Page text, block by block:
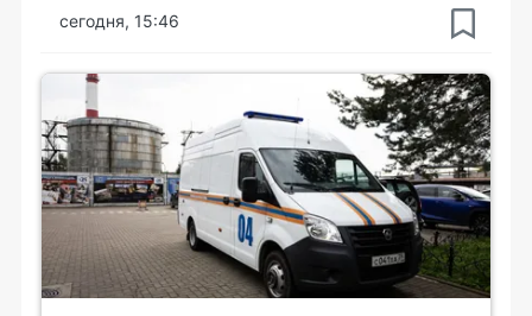
сегодня, 15:46